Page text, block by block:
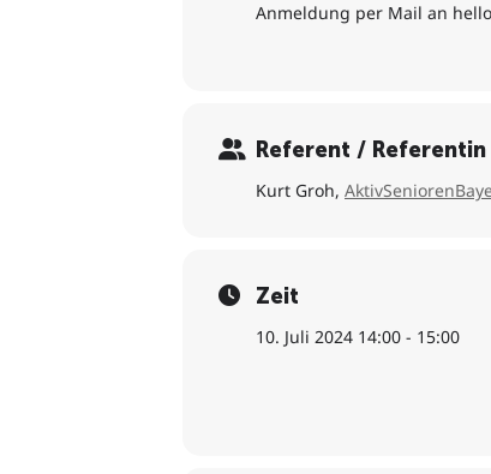
Anmeldung per Mail an
Referent / Referentin
Kurt Groh,
Zeit
10. Juli 2024 14:00 - 15:00